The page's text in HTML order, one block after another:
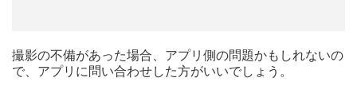
撮影の不備があった場合、アプリ側の問題かもしれないの
で、アプリに問い合わせした方がいいでしょう。